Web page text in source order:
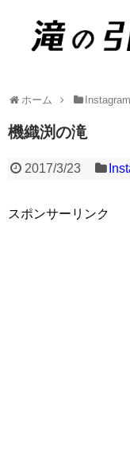
ホーム Instagram
機織渕の滝
2017/3/23
スポンサーリンク